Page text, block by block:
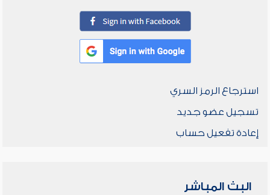
استرجاع الرمز السري
تسجيل عضو جديد
إعادة تفعيل حساب
البث المباشر